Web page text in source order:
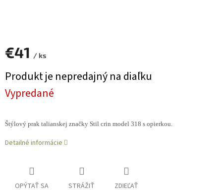
€41 / ks
cena:
Produkt je nepredajný na diaľku
Vypredané
Štýlový prak talianskej značky Stil crin model 318 s opierkou.
Detailné informácie
OPÝTAŤ SA STRÁŽIŤ ZDIEĽAŤ